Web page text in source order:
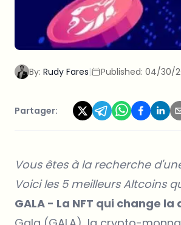
By: Rudy Fares| Published: 04/30/
Partager:
Vous êtes à la recherche
Voici les 5 meilleurs Altcoins
GALA - La NFT qui change la